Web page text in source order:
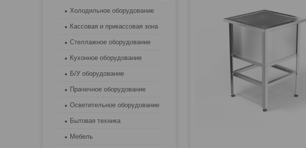
Холодильное оборудование
Кассовая и прикассовая зона
Стеллажное оборудование
Кухонное оборудование
Б/У оборудование
Прачечное оборудование
Осветительное оборудование
Бытовая техника
Мебель